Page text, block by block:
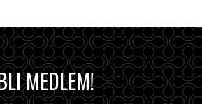
MEDLEM!